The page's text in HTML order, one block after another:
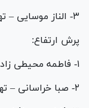
۳- الناز موسایی – تهران – ۱۵.۱۹ ثانیه
پرش ارتفاع:
۱- فاطمه محیطی زاده – تهران – ۱.۷۰ متر
۲- صبا خراسانی – تهران – ۱.۷۰ متر